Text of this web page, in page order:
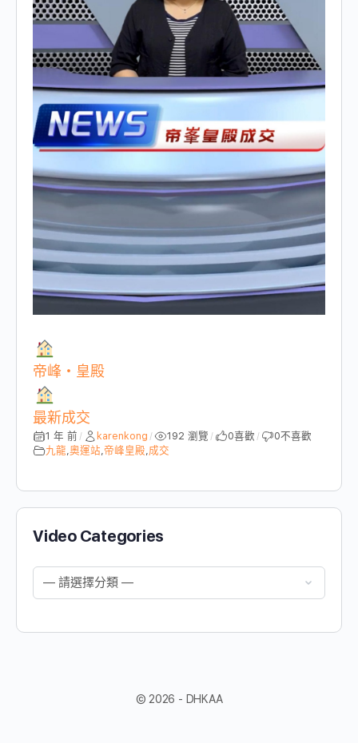
帝峰・皇殿
最新成交
1 年 前 / karenkong / 192 瀏覽 / 0喜歡 / 0不喜歡
九龍 奧運站 帝峰皇殿 成交
Video Categories
© 2026 - DHKAA